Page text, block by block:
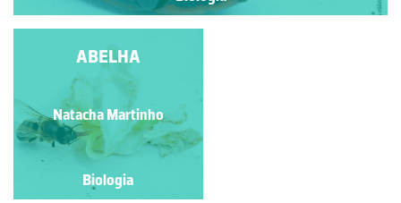
MOSCA-DOMÉSTICA
Natacha Martinho
Biologia
ABELHA
Natacha Martinho
Biologia